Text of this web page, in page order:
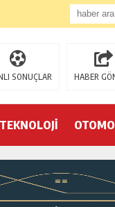
SONUÇLAR HABER
TEKNOLOJİ